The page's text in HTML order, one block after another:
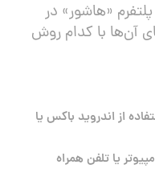
«هاشور» در
آن‌ها با کدام روش
از اندروید باکس یا
یا تلفن همراه